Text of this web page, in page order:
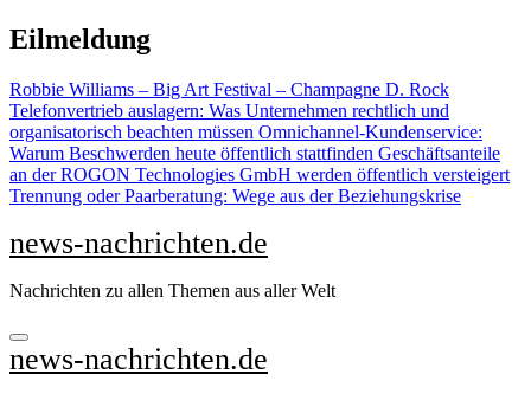
Zu
Inhalten
Eilmeldung
Robbie Williams – Big Art Festival – Champagne D. Rock
Telefonvertrieb auslagern: Was Unternehmen rechtlich und
organisatorisch beachten müssen Omnichannel-Kundenservice:
Warum Beschwerden heute öffentlich stattfinden Geschäftsanteile
an der ROGON Technologies GmbH werden öffentlich versteigert
Trennung oder Paarberatung: Wege aus der Beziehungskrise
news-nachrichten.de
Nachrichten zu allen Themen aus aller Welt
news-nachrichten.de